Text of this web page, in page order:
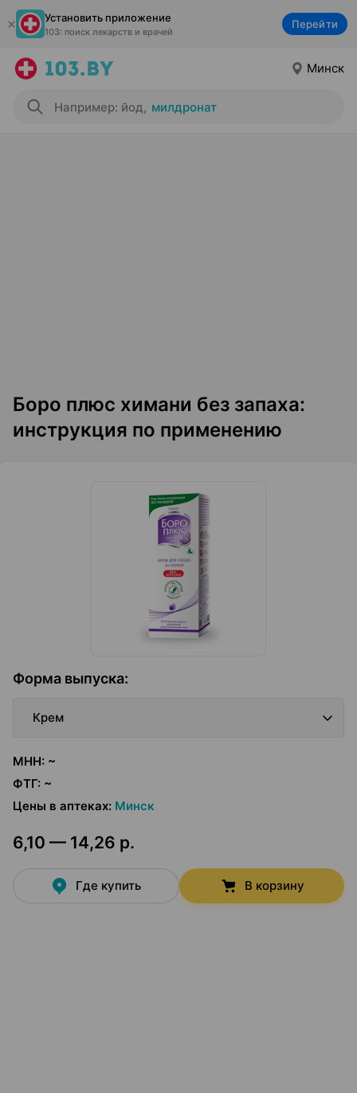
Установить приложение
103: поиск лекарств и врачей
Перейти
Минск
Например: йод, милдронат
Боро плюс химани без запаха:
инструкция по применению
Форма выпуска:
Крем
МНН: ~
ФТГ: ~
Цены в аптеках: Минск
6,10 — 14,26 р.
Где купить В корзину